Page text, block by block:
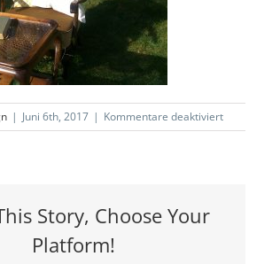
| Juni 6th, 2017 | Kommentare deaktiviertfür
Story, Choose Your
Platform!